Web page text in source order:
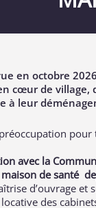
en octobre
cœur de
à leur
pour
avec la
de santé
d’ouvrage et
des